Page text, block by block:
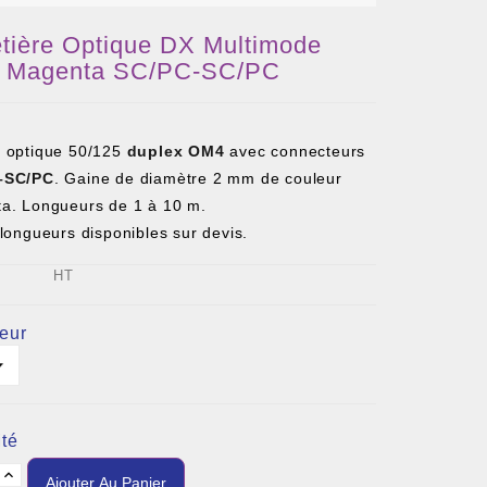
Optique DX Multimode
Magenta SC/PC-SC/PC
optique 50/125 duplex OM4 avec connecteurs
PC . Gaine de diamètre 2 mm de couleur
Longueurs de 1 à 10 m.
disponibles sur devis.
HT
Ajouter Au Panier